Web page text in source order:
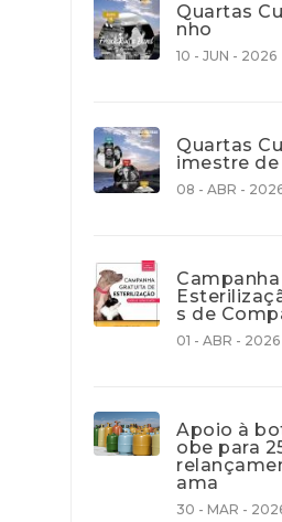
Quartas
nho
10 - JUN - 2026
Quartas
imestre de
08 - ABR -
s de
01 - ABR - 2026
Apoio à
obe para
ama
30 - MAR -